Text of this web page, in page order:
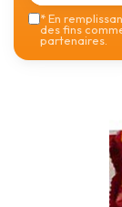
*En
des fins
partenaires.